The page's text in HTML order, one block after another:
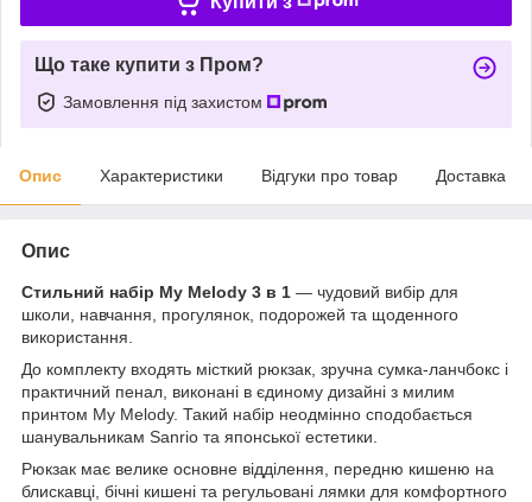
Що таке купити з Пром?
Замовлення під захистом
Опис Характеристики Відгуки про товар Доставка
Опис
Стильний набір My Melody 3 в 1 — чудовий вибір для
школи, навчання, прогулянок, подорожей та щоденного
використання.
До комплекту входять місткий рюкзак, зручна сумка-ланчбокс і
практичний пенал, виконані в єдиному дизайні з милим
принтом My Melody. Такий набір неодмінно сподобається
шанувальникам Sanrio та японської естетики.
Рюкзак має велике основне відділення, передню кишеню на
блискавці, бічні кишені та регульовані лямки для комфортного